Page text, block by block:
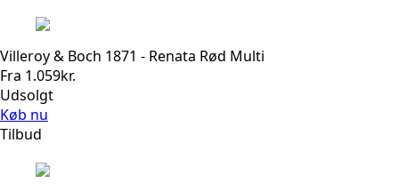
Villeroy & Boch 1871 - Renata Rød Multi
Fra 1.059kr.
Udsolgt
Køb nu
Tilbud